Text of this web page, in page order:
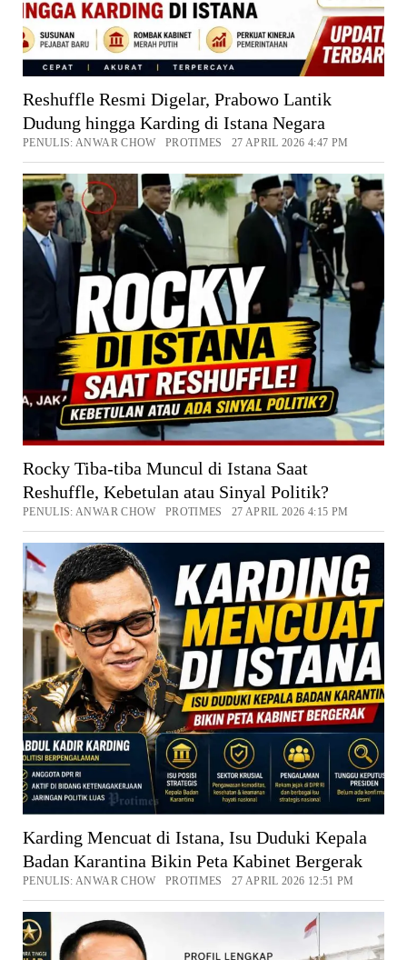
Reshuffle Resmi Digelar, Prabowo Lantik
Dudung hingga Karding di Istana Negara
PENULIS: ANWAR CHOW PROTIMES 27 APRIL 2026 4:47 PM
Rocky Tiba-tiba Muncul di Istana Saat
Reshuffle, Kebetulan atau Sinyal Politik?
PENULIS: ANWAR CHOW PROTIMES 27 APRIL 2026 4:15 PM
Karding Mencuat di Istana, Isu Duduki Kepala
Badan Karantina Bikin Peta Kabinet Bergerak
PENULIS: ANWAR CHOW PROTIMES 27 APRIL 2026 12:51 PM